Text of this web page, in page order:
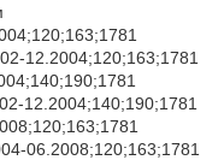
12.2004;120;163;1781
12.2004;140;190;1781
06.2008;120;163;1781